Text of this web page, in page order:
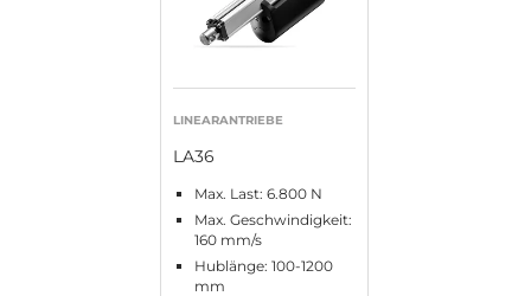
LINEARANTRIEBE
LA36
Max. Last: 6.800 N
Max. Geschwindigkeit:
160 mm/s
Hublänge: 100-1200
mm